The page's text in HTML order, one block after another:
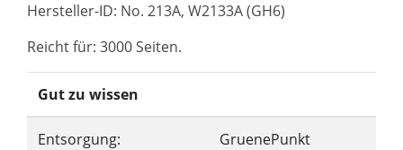
Hersteller-ID: No. 213A, W2133A (GH6)
Reicht für: 3000 Seiten.
Gut zu wissen
Entsorgung: GruenePunkt